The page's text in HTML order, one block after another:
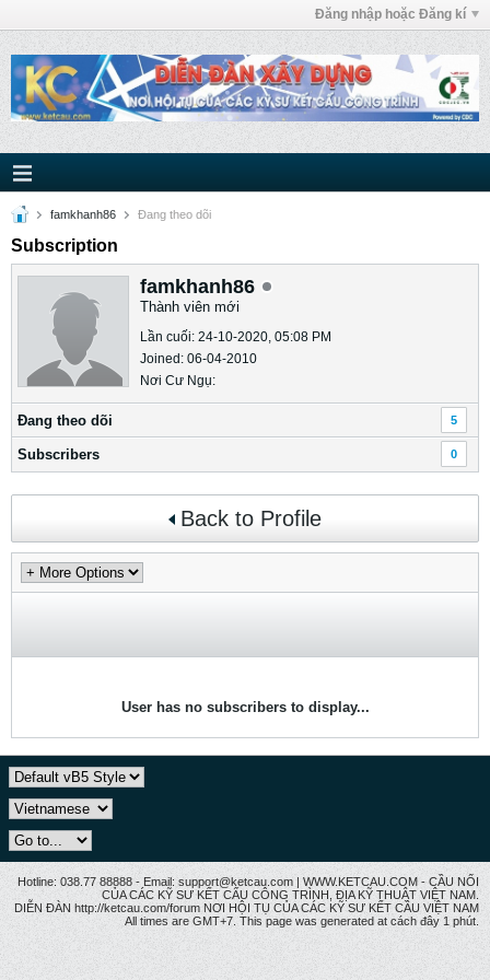
Đăng nhập hoặc Đăng kí
famkhanh86 Ðang theo dõi
Subscription
famkhanh86
Thành viên mới
Lần cuối: 24-10-2020, 05:08 PM
Joined: 06-04-2010
Nơi Cư Ngụ:
Ðang theo dõi 5
Subscribers 0
Back to Profile
User has no subscribers to display...
Hotline: 038.77 88888 - Email: support@ketcau.com | WWW.KETCAU.COM - CẦU NỐI
CỦA CÁC KỸ SƯ KẾT CẤU CÔNG TRÌNH, ĐỊA KỸ THUẬT VIỆT NAM.
DIỄN ĐÀN http://ketcau.com/forum NƠI HỘI TỤ CỦA CÁC KỸ SƯ KẾT CÂU VIỆT NAM
All times are GMT+7. This page was generated at cách đây 1 phút.